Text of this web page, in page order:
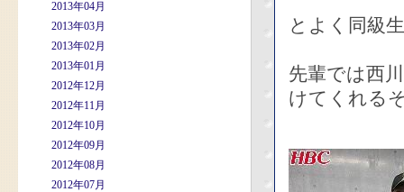
2013年04月
2013年03月
2013年02月
2013年01月
2012年12月
2012年11月
2012年10月
2012年09月
2012年08月
2012年07月
とよく同級
先輩では西
けてくれる